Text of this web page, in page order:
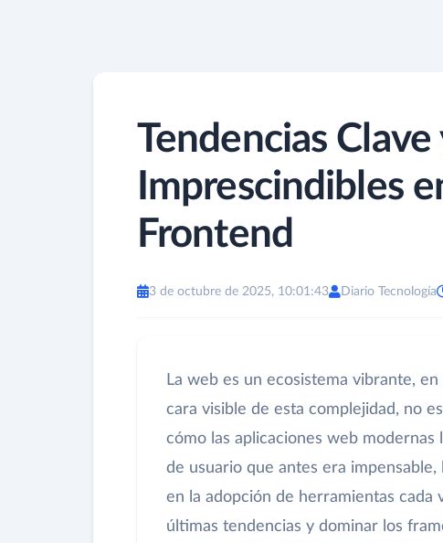
Tendencias
Imprescindibles
Frontend
3 de octubre de 2025, 10:01:43 Diario Tecnología
La web es un ecosistema vibrante,
cara visible de esta complejidad, no
cómo las aplicaciones web
de usuario que antes era
en la adopción de herramientas cada
últimas tendencias y dominar los